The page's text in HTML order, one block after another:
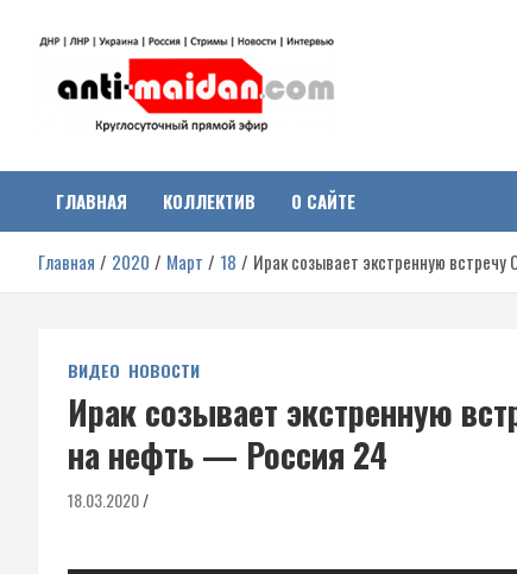
Антимайдан:
Гражданская война на
Украине
о гражданской войне на Украине, включая события в Новороссии,
ДНР, ЛНР и других регионах.
ГЛАВНАЯ КОЛЛЕКТИВ О САЙТЕ
Главная 2020 Март 18 Ирак созывает экстренную
ВИДЕО НОВОСТИ
Ирак созывает экстренную
на нефть — Россия 24
18.03.2020